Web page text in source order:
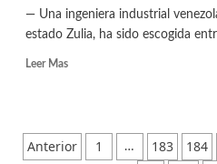
— Una ingeniera industrial
estado Zulia, ha sido escogida
Leer Mas
Anterior 1 … 183 184